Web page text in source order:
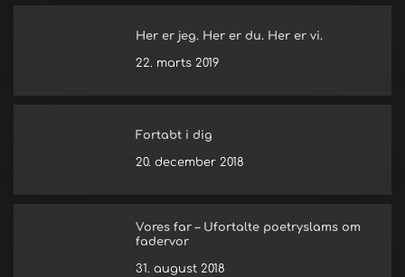
Her er jeg. Her er du. Her er vi.
22. marts 2019
Fortabt i dig
20. december 2018
Vores far – Ufortalte poetryslams om
fadervor
31. august 2018